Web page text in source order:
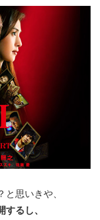
思いきや、
るし、